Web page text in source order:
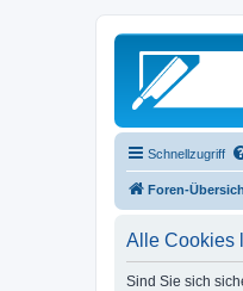
Schnellzugriff
Foren-
Alle Cookies
Sind Sie sich